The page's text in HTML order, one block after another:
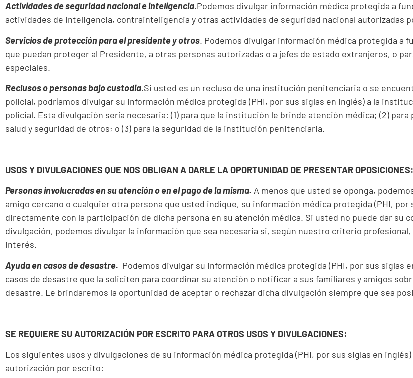
Actividades de seguridad nacional e inteligencia.Podemos divulgar información médica protegida a
actividades de inteligencia, contrainteligencia y otras actividades de seguridad nacional autorizadas
Servicios de protección para el presidente y otros. Podemos divulgar información médica protegida a
que puedan proteger al Presidente, a otras personas autorizadas o a jefes de estado extranjeros, o
especiales.
Reclusos o personas bajo custodia.Si usted es un recluso de una institución penitenciaria o se
policial, podríamos divulgar su información médica protegida (PHI, por sus siglas en inglés) a la
policial. Esta divulgación sería necesaria: (1) para que la institución le brinde atención médica; (2)
salud y seguridad de otros; o (3) para la seguridad de la institución penitenciaria.
USOS Y DIVULGACIONES QUE NOS OBLIGAN A DARLE LA OPORTUNIDAD DE PRESENTAR OPOSICIONES:
Personas involucradas en su atención o en el pago de la misma. A menos que usted se oponga,
amigo cercano o cualquier otra persona que usted indique, su información médica protegida (PHI, por
directamente con la participación de dicha persona en su atención médica. Si usted no puede dar su
divulgación, podemos divulgar la información que sea necesaria si, según nuestro criterio
interés.
Ayuda en casos de desastre. Podemos divulgar su información médica protegida (PHI, por sus siglas
casos de desastre que la soliciten para coordinar su atención o notificar a sus familiares y amigos
desastre. Le brindaremos la oportunidad de aceptar o rechazar dicha divulgación siempre que sea
SE REQUIERE SU AUTORIZACIÓN POR ESCRITO PARA OTROS USOS Y DIVULGACIONES:
Los siguientes usos y divulgaciones de su información médica protegida (PHI, por sus siglas en
autorización por escrito: